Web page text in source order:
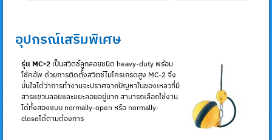
อุปกรณ์เสริมพิเศษ
รุ่น MC-2 เป็นสวิตช์ลูกลอยชนิด heavy-duty พร้อม
โช้คอัพ ด้วยการติดตั้งสวิตช์ไมโครเกรดสูง MC-2 จึง
มั่นใจได้ว่าการทำงานจะปราศจากปัญหาในของเหลวที่มี
สารแขวนลอยและขยะลอยอยู่มาก สามารถเลือกใช้งาน
ได้ทั้งสองแบบ normally-open หรือ normally-
closeได้ตามต้องการ